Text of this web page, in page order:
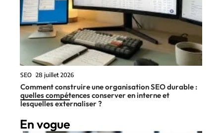
SEO 28 juillet 2026
Comment construire une organisation SEO durable :
quelles compétences conserver en interne et
lesquelles externaliser ?
En vogue